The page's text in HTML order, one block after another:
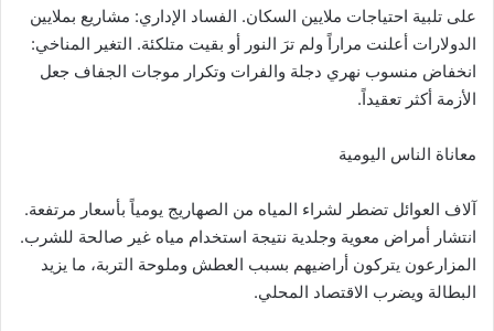
على تلبية احتياجات ملايين السكان. الفساد الإداري: مشاريع بملايين
الدولارات أعلنت مراراً ولم ترَ النور أو بقيت متلكئة. التغير المناخي:
انخفاض منسوب نهري دجلة والفرات وتكرار موجات الجفاف جعل
الأزمة أكثر تعقيداً.
معاناة الناس اليومية
آلاف العوائل تضطر لشراء المياه من الصهاريج يومياً بأسعار مرتفعة.
انتشار أمراض معوية وجلدية نتيجة استخدام مياه غير صالحة للشرب.
المزارعون يتركون أراضيهم بسبب العطش وملوحة التربة، ما يزيد
البطالة ويضرب الاقتصاد المحلي.